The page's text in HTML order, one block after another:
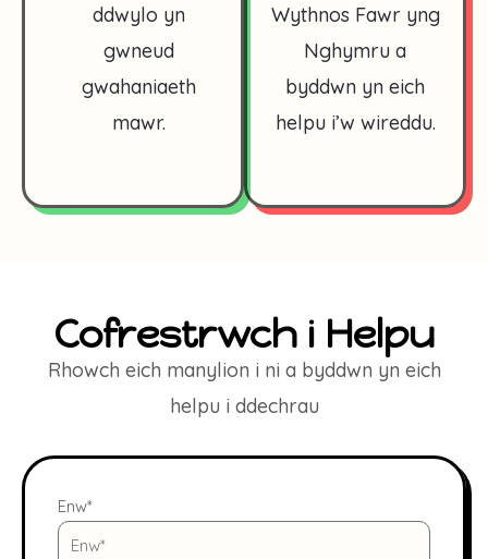
ddwylo yn
gwneud
gwahaniaeth
mawr.
Wythnos Fawr yng
Nghymru a
byddwn yn eich
helpu i’w wireddu.
Cofrestrwch i Helpu
Rhowch eich manylion i ni a byddwn yn eich
helpu i ddechrau
Enw*